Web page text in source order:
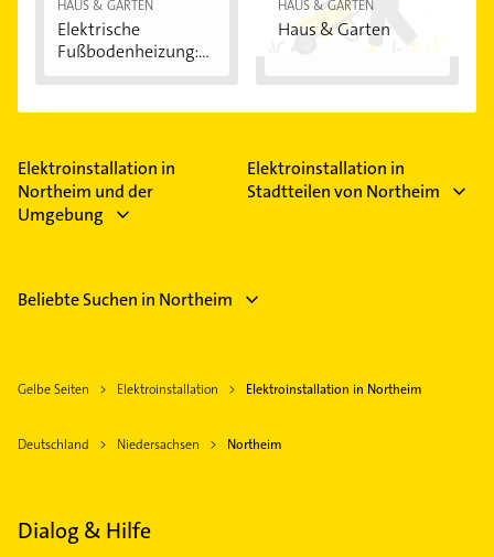
HAUS & GARTEN
Elektrische
Fußbodenheizung:
HAUS & GARTEN
Haus & Garten
Elektroinstallation in
Northeim und der
Umgebung
Elektroinstallation in
Stadtteilen von Northeim
Beliebte Suchen in Northeim
Gelbe Seiten Elektroinstallation Elektroinstallation in Northeim
Deutschland Niedersachsen Northeim
Dialog & Hilfe